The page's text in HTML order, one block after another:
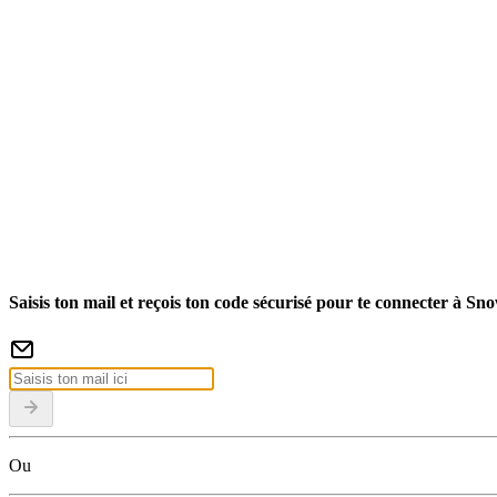
Saisis ton mail et reçois ton code sécurisé pour te connecter à
Ou